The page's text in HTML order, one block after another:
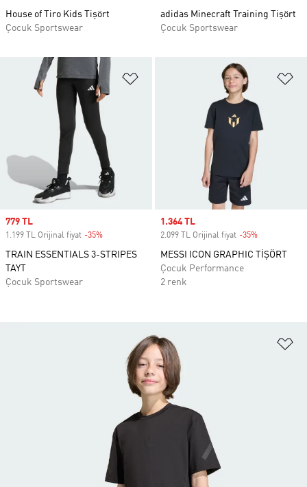
House of Tiro Kids Tişört
Çocuk Sportswear
adidas Minecraft Training Tişört
Çocuk Sportswear
Favori Listesine Ekle
Sale price
779 TL
1.199 TL Orijinal fiyat -35%
TRAIN ESSENTIALS 3-STRIPES
TAYT
Çocuk Sportswear
Sale price
1.364 TL
2.099 TL Orijinal fiyat -35%
MESSI ICON GRAPHIC TİŞÖRT
Çocuk Performance
2 renk